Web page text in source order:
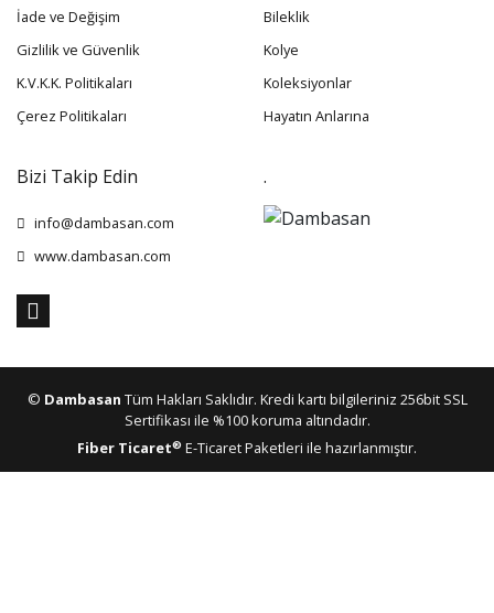
İade ve Değişim
Gizlilik ve Güvenlik
K.V.K.K. Politikaları
Çerez Politikaları
Bileklik
Kolye
Koleksiyonlar
Hayatın Anlarına
Bizi Takip Edin
info@dambasan.com
www.dambasan.com
.
© Dambasan Tüm Hakları Saklıdır. Kredi kartı bilgileriniz 256bit SSL
Sertifikası ile %100 koruma altındadır.
Fiber Ticaret® E-Ticaret Paketleri ile hazırlanmıştır.